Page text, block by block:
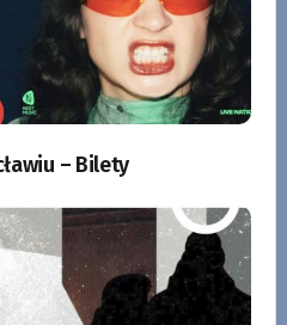
– Bilety